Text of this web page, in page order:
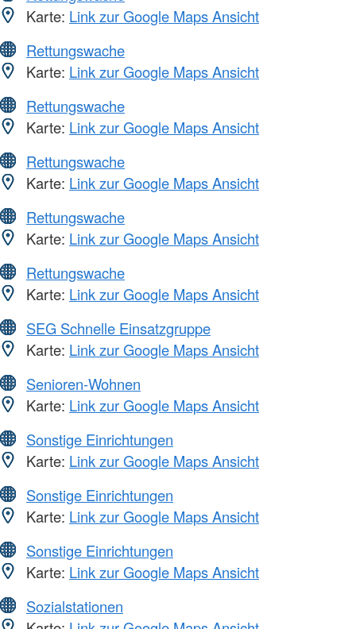
Karte: Link zur Google Maps Ansicht
Rettungswache
Karte: Link zur Google Maps Ansicht
Rettungswache
Karte: Link zur Google Maps Ansicht
Rettungswache
Karte: Link zur Google Maps Ansicht
Rettungswache
Karte: Link zur Google Maps Ansicht
Rettungswache
Karte: Link zur Google Maps Ansicht
SEG Schnelle Einsatzgruppe
Karte: Link zur Google Maps Ansicht
Senioren-Wohnen
Karte: Link zur Google Maps Ansicht
Sonstige Einrichtungen
Karte: Link zur Google Maps Ansicht
Sonstige Einrichtungen
Karte: Link zur Google Maps Ansicht
Sonstige Einrichtungen
Karte: Link zur Google Maps Ansicht
Sozialstationen